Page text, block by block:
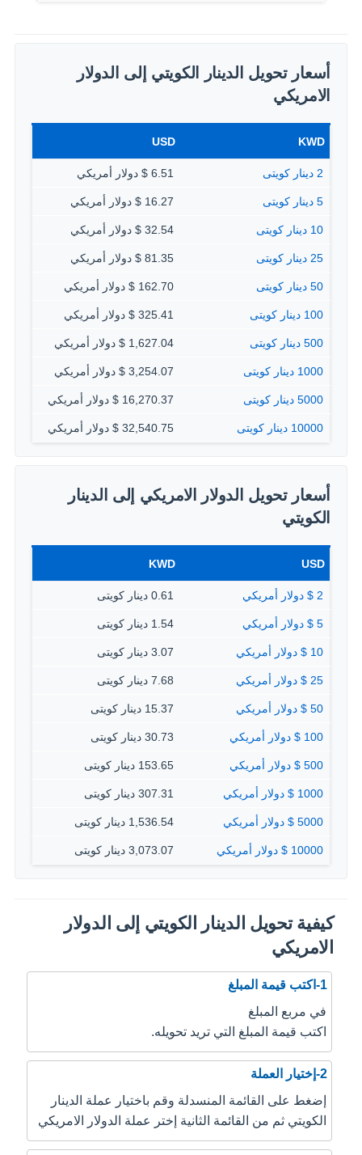
أسعار تحويل الدينار الكويتي إلى الدولار
الامريكي
KWD
USD
2 دينار كويتى 6.51 $ دولار أمريكي
5 دينار كويتى 16.27 $ دولار أمريكي
10 دينار كويتى 32.54 $ دولار أمريكي
25 دينار كويتى 81.35 $ دولار أمريكي
50 دينار كويتى 162.70 $ دولار أمريكي
100 دينار كويتى 325.41 $ دولار أمريكي
500 دينار كويتى 1,627.04 $ دولار أمريكي
1000 دينار كويتى 3,254.07 $ دولار أمريكي
5000 دينار كويتى 16,270.37 $ دولار أمريكي
10000 دينار كويتى 32,540.75 $ دولار أمريكي
أسعار تحويل الدولار الامريكي إلى الدينار
الكويتي
USD
KWD
2 $ دولار أمريكي 0.61 دينار كويتى
5 $ دولار أمريكي 1.54 دينار كويتى
10 $ دولار أمريكي 3.07 دينار كويتى
25 $ دولار أمريكي 7.68 دينار كويتى
50 $ دولار أمريكي 15.37 دينار كويتى
100 $ دولار أمريكي 30.73 دينار كويتى
500 $ دولار أمريكي 153.65 دينار كويتى
1000 $ دولار أمريكي 307.31 دينار كويتى
5000 $ دولار أمريكي 1,536.54 دينار كويتى
10000 $ دولار أمريكي 3,073.07 دينار كويتى
كيفية تحويل الدينار الكويتي إلى الدولار
الامريكي
1-اكتب قيمة المبلغ
في مربع المبلغ
اكتب قيمة المبلغ التي تريد تحويله.
2-إختيار العملة
إضغط على القائمة المنسدلة وقم باختيار عملة الدينار
الكويتي ثم من القائمة الثانية إختر عملة الدولار الامريكي